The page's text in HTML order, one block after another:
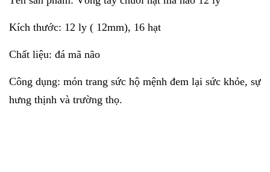
Kích thước: 12 ly ( 12mm), 16 hạt
Chất liệu: đá mã não
Công dụng: món trang sức hộ mệnh đem lại sức khỏe, sự
hưng thịnh và trường thọ.